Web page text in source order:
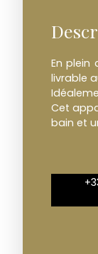
En plein
livrable
Cet
bain et